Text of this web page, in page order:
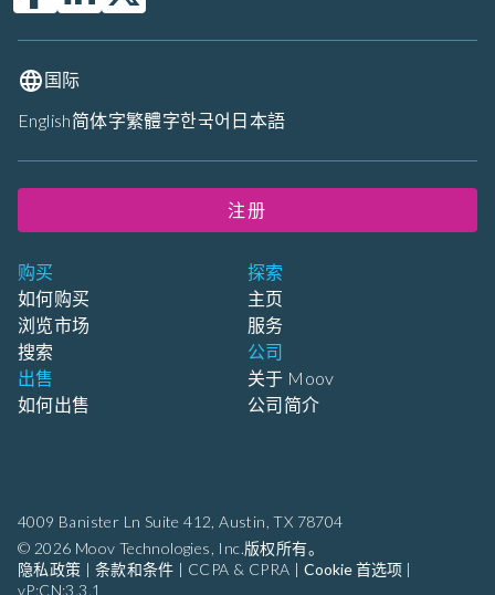
4009 Banister Ln Suite 412, Austin, TX 78704
© 2026 Moov Technologies, Inc.版权所有。
隐私政策 | 条款和条件 | CCPA & CPRA | Cookie 首选项|
vP:CN:3.3.1
购买
如何购买
浏览市场
搜索
出售
如何出售
探索
主页
服务
公司
关于 Moov
公司简介
国际
English简体字繁體字한국어 日本語
注册